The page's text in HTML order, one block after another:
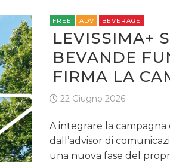
FREE ADV BEVERAGE
LEVISSIMA+
BEVANDE
FIRMA LA
22 Giugno 2026
A integrare la campagna
dall’advisor di
una nuova fase del